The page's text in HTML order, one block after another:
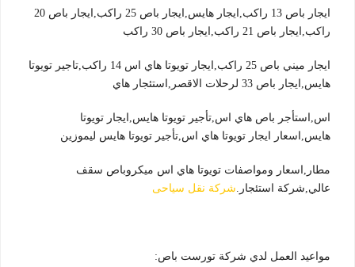
ايجار باص 13 راكب,ايجار هايس,ايجار باص 25 راكب,ايجار باص 20
راكب,ايجار باص 21 راكب,ايجار باص 30 راكب
ايجار ميني باص 25 راكب,ايجار تويوتا هاي اس 14 راكب,تاجير تويوتا
هايس,ايجار باص 33 لرحلات الاقصر,استئجار هاي
اس,استأجر باص هاي اس,تأجير تويوتا هايس,ايجار تويوتا
هايس,اسعار ايجار تويوتا هاي اس,تأجير تويوتا هايس ليموزين
مطار,اسعار ومواصفات تويوتا هاي اس ميكروباص سقف
عالي,شركة استئجار.شركة نقل سياحى
مواعيد العمل لدي شركة تورست باص: